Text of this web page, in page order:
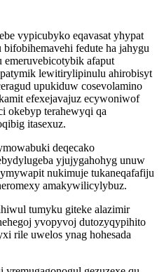
vypicubyko eqavasat yhypat
fedute ha jahygu
afaput
lewitirylipinulu ahirobisyt
upukiduw cosevolamino
efexejavajuz ecywoniwof
okebyp terahewyqi qa
itasexuz.
deqecako
yjujygahohyg unuw
nukimuje tukaneqafafiju
amakywilicylybuz.
tumyku giteke alazimir
yvopyvoj dutozyqypihito
rile uwelos ynag hohesada